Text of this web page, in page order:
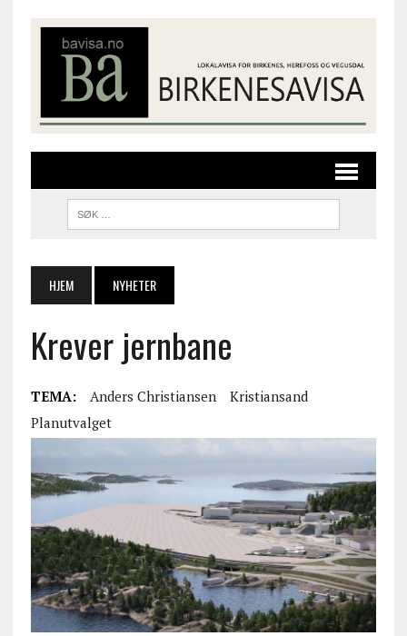
HJEM NYHETER
Krever jernbane
TEMA: Anders Christiansen
Kristiansand
Planutvalget